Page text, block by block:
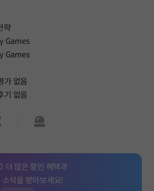
략
Games
Games
가 없음
기 없음
하기신고하기
더 많은 할인 혜택과
소식을 받아보세요!